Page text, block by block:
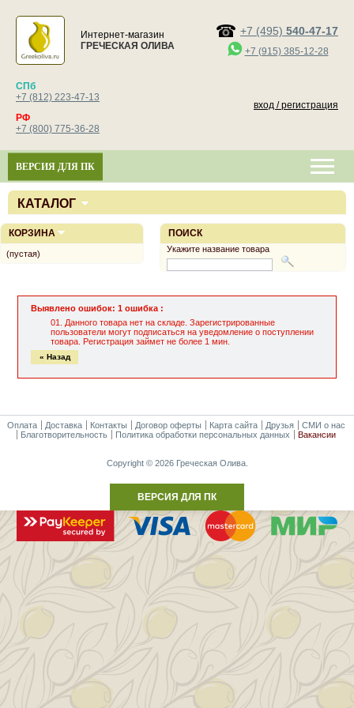
Интернет-магазин
ГРЕЧЕСКАЯ ОЛИВА
+7 (495) 540-47-17
+7 (915) 385-12-28
СПб
+7 (812) 223-47-13
РФ
+7 (800) 775-36-28
вход / регистрация
ВЕРСИЯ ДЛЯ ПК
КАТАЛОГ
Выявлено ошибок: 1 ошибка :
Данного товара нет на складе. Зарегистрированные
пользователи могут подписаться на уведомление о поступлении
товара. Регистрация займет не более 1 мин.
« Назад
ПОИСК
Укажите название товара
КОРЗИНА
(пустая)
Оплата Доставка Контакты Договор оферты Карта сайта Друзья
СМИ о нас
Благотворительность
Политика обработки персональных данных Вакансии
Copyright © 2026 Греческая Олива.
ВЕРСИЯ ДЛЯ ПК